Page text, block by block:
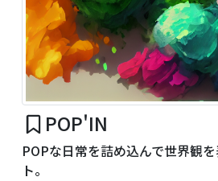
POP'IN
POPな日常を詰め込んで世界観
ト。